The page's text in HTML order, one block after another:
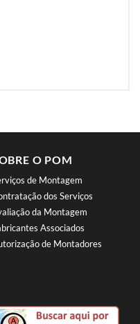
O POM
de Montagem
dos Serviços
da Montagem
Associados
de Montadores